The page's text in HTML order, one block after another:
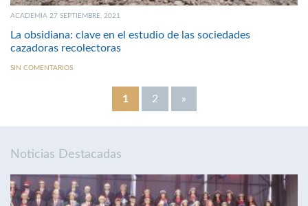
ACADEMIA 27 SEPTIEMBRE, 2021
La obsidiana: clave en el estudio de las sociedades
cazadoras recolectoras
SIN COMENTARIOS
1 2 »
Noticias Destacadas